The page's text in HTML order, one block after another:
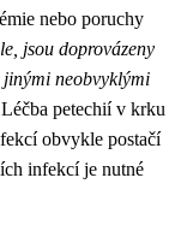
nebo poruchy
jsou doprovázeny
neobvyklými
Léčba petechií v krku
obvykle postačí
infekcí je nutné